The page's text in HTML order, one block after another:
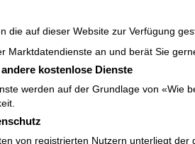
die auf dieser Website zur Verfügung
Marktdatendienste an und berät Sie
kostenlose Dienste
werden auf der Grundlage von «Wie
von registrierten Nutzern unterliegt